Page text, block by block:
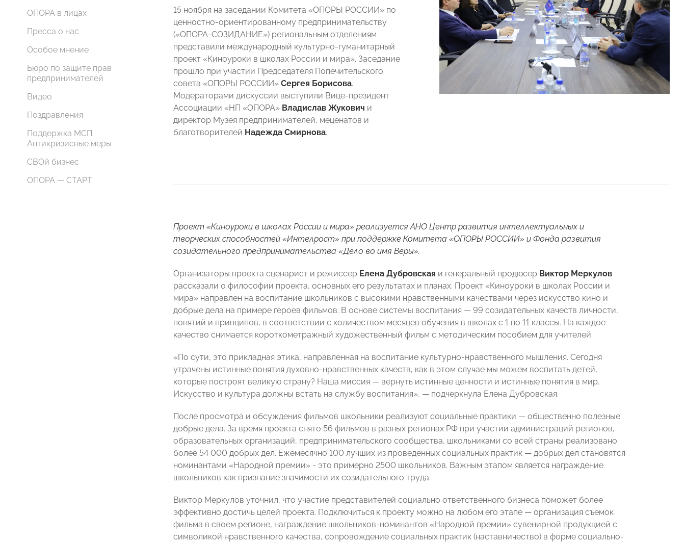
ОПОРА в лицах
Пресса о нас
Особое мнение
Бюро по защите прав
предпринимателей
Видео
Поздравления
Поддержка МСП.
Антикризисные меры
СВОй бизнес
ОПОРА — СТАРТ
15 ноября на заседании Комитета «ОПОРЫ РОССИИ» по
ценностно-ориентированному предпринимательству
(«ОПОРА-СОЗИДАНИЕ») региональным отделениям
представили международный культурно-гуманитарный
проект «Киноуроки в школах России и мира». Заседание
прошло при участии Председателя Попечительского
совета «ОПОРЫ РОССИИ» Сергея Борисова.
Модераторами дискуссии выступили Вице-президент
Ассоциации «НП «ОПОРА» Владислав Жукович и
директор Музея предпринимателей, меценатов и
благотворителей Надежда Смирнова.
Проект «Киноуроки в школах России и мира» реализуется АНО Центр развития интеллектуальных и
творческих способностей «Интелрост» при поддержке Комитета «ОПОРЫ РОССИИ» и Фонда развития
созидательного предпринимательства «Дело во имя Веры».
Организаторы проекта сценарист и режиссер Елена Дубровская и генеральный продюсер Виктор Меркулов
рассказали о философии проекта, основных его результатах и планах. Проект «Киноуроки в школах России и
мира» направлен на воспитание школьников с высокими нравственными качествами через искусство кино и
добрые дела на примере героев фильмов. В основе системы воспитания — 99 созидательных качеств личности,
понятий и принципов, в соответствии с количеством месяцев обучения в школах с 1 по 11 классы. На каждое
качество снимается короткометражный художественный фильм с методическим пособием для учителей.
«По сути, это прикладная этика, направленная на воспитание культурно-нравственного мышления. Сегодня
утрачены истинные понятия духовно-нравственных качеств, как в этом случае мы можем воспитать детей,
которые построят великую страну? Наша миссия — вернуть истинные ценности и истинные понятия в мир.
Искусство и культура должны встать на службу воспитания», — подчеркнула Елена Дубровская.
После просмотра и обсуждения фильмов школьники реализуют социальные практики — общественно полезные
добрые дела. За время проекта снято 56 фильмов в разных регионах РФ при участии администраций регионов,
образовательных организаций, предпринимательского сообщества, школьниками со всей страны реализовано
более 54 000 добрых дел. Ежемесячно 100 лучших из проведенных социальных практик — добрых дел становятся
номинантами «Народной премии» - это примерно 2500 школьников. Важным этапом является награждение
школьников как признание значимости их созидательного труда.
Виктор Меркулов уточнил, что участие представителей социально ответственного бизнеса поможет более
эффективно достичь целей проекта. Подключиться к проекту можно на любом его этапе — организация съемок
фильма в своем регионе, награждение школьников-номинантов «Народной премии» сувенирной продукцией с
символикой нравственного качества, сопровождение социальных практик (наставничество) в форме социально-